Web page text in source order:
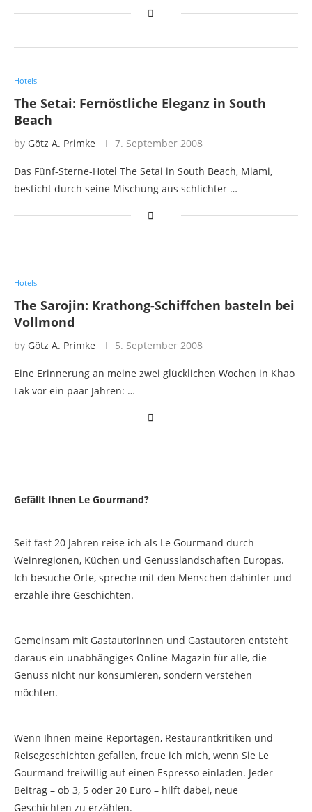
Hotels
The Setai: Fernöstliche Eleganz in South
Beach
by Götz A. Primke 7. September 2008
Das Fünf-Sterne-Hotel The Setai in South Beach, Miami,
besticht durch seine Mischung aus schlichter …
Hotels
The Sarojin: Krathong-Schiffchen basteln bei
Vollmond
by Götz A. Primke 5. September 2008
Eine Erinnerung an meine zwei glücklichen Wochen in Khao
Lak vor ein paar Jahren: …
Gefällt Ihnen Le Gourmand?
Seit fast 20 Jahren reise ich als Le Gourmand durch
Weinregionen, Küchen und Genusslandschaften Europas.
Ich besuche Orte, spreche mit den Menschen dahinter und
erzähle ihre Geschichten.
Gemeinsam mit Gastautorinnen und Gastautoren entsteht
daraus ein unabhängiges Online-Magazin für alle, die
Genuss nicht nur konsumieren, sondern verstehen
möchten.
Wenn Ihnen meine Reportagen, Restaurantkritiken und
Reisegeschichten gefallen, freue ich mich, wenn Sie Le
Gourmand freiwillig auf einen Espresso einladen. Jeder
Beitrag – ob 3, 5 oder 20 Euro – hilft dabei, neue
Geschichten zu erzählen.